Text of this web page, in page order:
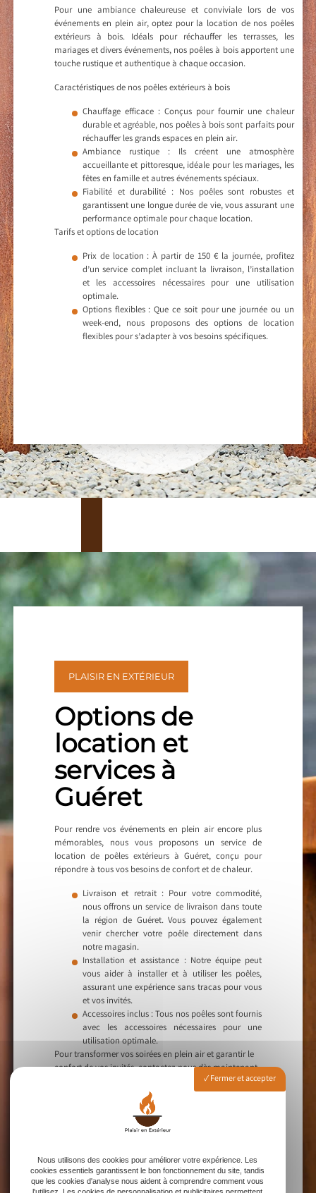
Pour une ambiance chaleureuse et conviviale lors de vos
événements en plein air, optez pour la location de nos poêles
extérieurs à bois. Idéals pour réchauffer les terrasses, les
mariages et divers événements, nos poêles à bois apportent une
touche rustique et authentique à chaque occasion.
Caractéristiques de nos poêles extérieurs à bois
Chauffage efficace : Conçus pour fournir une chaleur
durable et agréable, nos poêles à bois sont parfaits pour
réchauffer les grands espaces en plein air.
Ambiance rustique : Ils créent une atmosphère
accueillante et pittoresque, idéale pour les mariages, les
fêtes en famille et autres événements spéciaux.
Fiabilité et durabilité : Nos poêles sont robustes et
garantissent une longue durée de vie, vous assurant une
performance optimale pour chaque location.
Tarifs et options de location
Prix de location : À partir de 150 € la journée, profitez
d’un service complet incluant la livraison, l’installation
et les accessoires nécessaires pour une utilisation
optimale.
Options flexibles : Que ce soit pour une journée ou un
week-end, nous proposons des options de location
flexibles pour s’adapter à vos besoins spécifiques.
PLAISIR EN EXTÉRIEUR
Options de
location et
services à
Guéret
Pour rendre vos événements en plein air encore plus
mémorables, nous vous proposons un service de
location de poêles extérieurs à Guéret, conçu pour
répondre à tous vos besoins de confort et de chaleur.
Livraison et retrait : Pour votre commodité,
nous offrons un service de livraison dans toute
la région de Guéret. Vous pouvez également
venir chercher votre poêle directement dans
notre magasin.
Installation et assistance : Notre équipe peut
vous aider à installer et à utiliser les poêles,
assurant une expérience sans tracas pour vous
et vos invités.
Accessoires inclus : Tous nos poêles sont fournis
avec les accessoires nécessaires pour une
utilisation optimale.
Pour transformer vos soirées en plein air et garantir le
confort de vos invités, contactez-nous dès maintenant
pour louer nos poêles extérieurs à Guéret. Que vous
préfériez l’élégance du gaz ou le charme rustique du
bois, nous avons la solution parfaite pour vos besoins.
Appelez-nous aujourd’hui pour réserver votre poêle et
événement.
Fermer et accepter
Nous utilisons des cookies pour améliorer votre expérience. Les
cookies essentiels garantissent le bon fonctionnement du site, tandis
que les cookies d'analyse nous aident à comprendre comment vous